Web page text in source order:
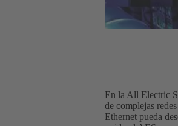
En la All Electric
de complejas
Ethernet pueda